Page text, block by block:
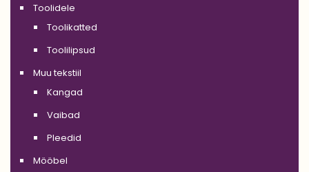
Toolidele
Toolikatted
Toolilipsud
Muu tekstiil
Kangad
Vaibad
Pleedid
Mööbel